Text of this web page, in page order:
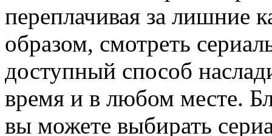
переплачивая за лишние
образом, смотреть
доступный способ
время и в любом месте.
вы можете выбирать